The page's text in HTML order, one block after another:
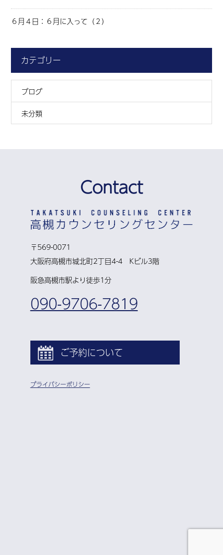
６月４日：６月に入って（２）
カテゴリー
ブログ
未分類
Contact
〒569-0071
大阪府高槻市城北町2丁目4-4 Kビル3階
阪急高槻市駅より徒歩1分
090-9706-7819
ご予約について
プライバシーポリシー